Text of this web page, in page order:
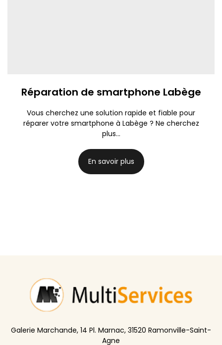
Réparation de smartphone Labège
Vous cherchez une solution rapide et fiable pour
réparer votre smartphone à Labège ? Ne cherchez
plus...
En savoir plus
Galerie Marchande, 14 Pl. Marnac, 31520 Ramonville-Saint-
Agne